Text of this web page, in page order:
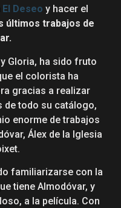
El Deseo y hacer el
últimos trabajos de
Gloria, ha sido fruto
el colorista ha
gracias a realizar
de todo su catálogo,
enorme de trabajos
Álex de la Iglesia
familiarizarse con la
tiene Almodóvar, y
a la película. Con